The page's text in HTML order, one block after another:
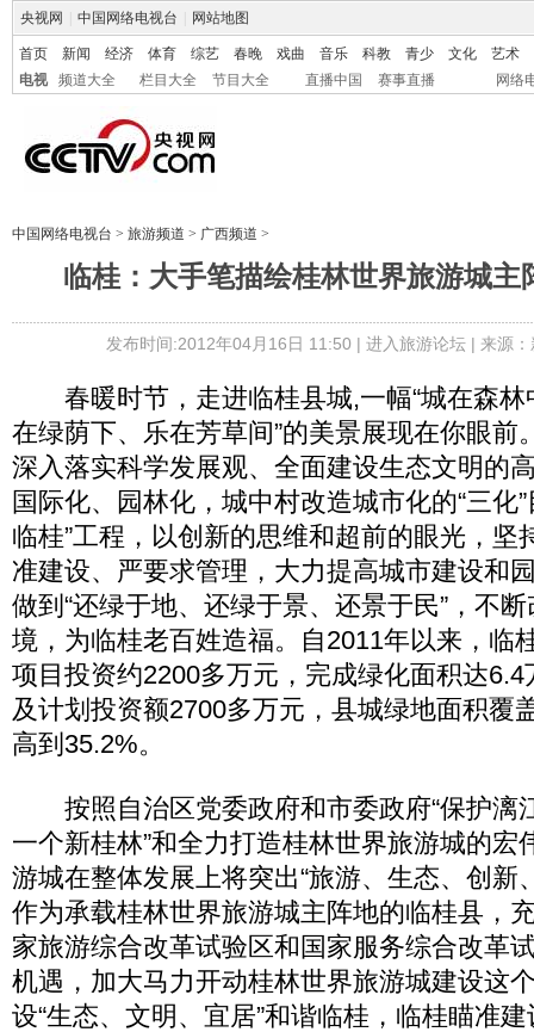
央视网 中国网络电视台 网站地图
首页 新闻 经济 体育 综艺 春晚 戏曲 音乐 科教 青少 文化
艺术
电视
频道大全 栏目大全 节目大全 直播中国 赛事直播 网络
中国网络电视台 > 旅游频道 > 广西频道 >
临桂：大手笔描绘桂林世界旅游城主
发布时间:2012年04月16日 11:50 | 进入旅游论坛| 来源
春暖时节，走进临桂县城,一幅“城在森林
在绿荫下、乐在芳草间”的美景展现在你眼前
深入落实科学发展观、全面建设生态文明的
国际化、园林化，城中村改造城市化的“三化
临桂”工程，以创新的思维和超前的眼光，坚
准建设、严要求管理，大力提高城市建设和
做到“还绿于地、还绿于景、还景于民”，不
境，为临桂老百姓造福。自2011年以来，临
项目投资约2200多万元，完成绿化面积达
及计划投资额2700多万元，县城绿地面积覆
高到35.2%。
按照自治区党委政府和市委政府“保护漓
一个新桂林”和全力打造桂林世界旅游城的宏
游城在整体发展上将突出“旅游、生态、创新
作为承载桂林世界旅游城主阵地的临桂县，
家旅游综合改革试验区和国家服务综合改革
机遇，加大马力开动桂林世界旅游城建设这
设“生态、文明、宜居”和谐临桂，临桂瞄准